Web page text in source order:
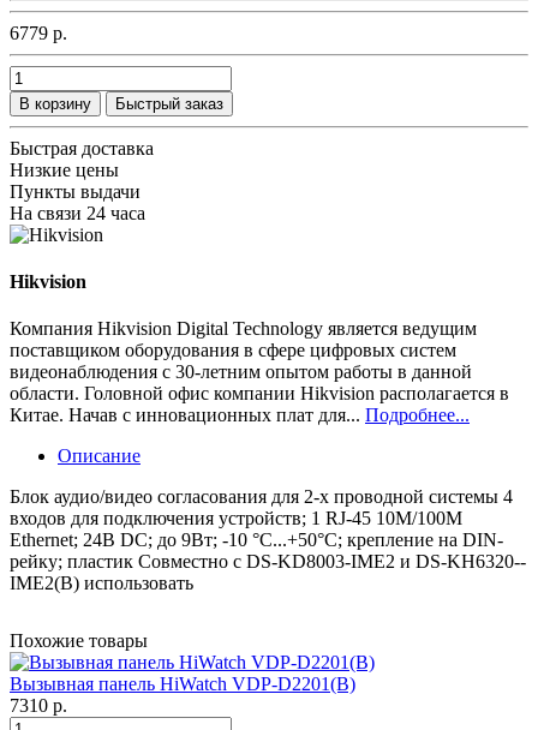
6779 р.
В корзину Быстрый заказ
Быстрая доставка
Низкие цены
Пункты выдачи
На связи 24 часа
Hikvision
Компания Hikvision Digital Technology является ведущим
поставщиком оборудования в сфере цифровых систем
видеонаблюдения с 30-летним опытом работы в данной
области. Головной офис компании Hikvision располагается в
Китае. Начав с инновационных плат для... Подробнее...
Описание
Блок аудио/видео согласования для 2-х проводной системы 4
входов для подключения устройств; 1 RJ-45 10M/100M
Ethernet; 24В DC; до 9Вт; -10 °C...+50°C; крепление на DIN-
рейку; пластик Совместно с DS-KD8003-IME2 и DS-KH6320--
IME2(B) использовать
Похожие товары
Вызывная панель HiWatch VDP-D2201(B)
7310 р.